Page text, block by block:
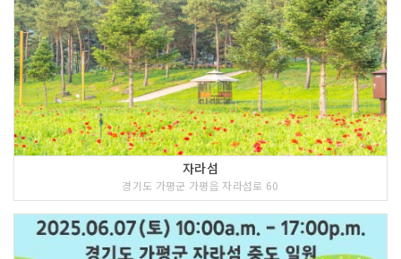
자라섬
경기도 가평군 가평읍 자라섬로 60